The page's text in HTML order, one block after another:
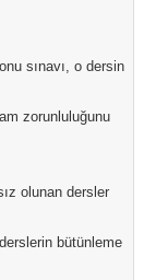
sınavı, o dersin
zorunluluğunu
olunan dersler
bütünleme